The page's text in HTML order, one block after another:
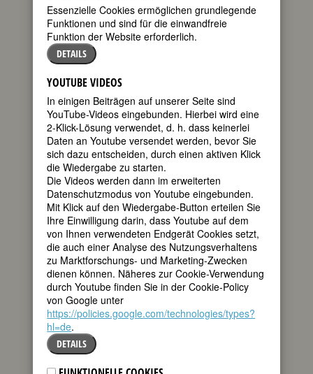
[Geburtsname])
geboren am 23. Januar 1813 in
Kristiansand
gestorben am 6. März 1895 in Kristiania
(Oslo)
norwegische Schriftstellerin
130. Todestag am 6. März 2025
Biografie• Zitate• Weblinks•Literatur &
Quellen•Bildquellen
BIOGRAFIE
teilen
Als der Roman
Amtmandens
Døttre (Die
Amtmannstöchter)
1854 erschien,
Essenzielle Cookies ermöglichen grundlegende
Funktionen und sind für die einwandfreie
Funktion der Website erforderlich.
DETAILS
YOUTUBE VIDEOS
In einigen Beiträgen auf unserer Seite sind
YouTube-Videos eingebunden. Hierbei wird eine
2-Klick-Lösung verwendet, d. h. dass keinerlei
Daten an Youtube versendet werden, bevor Sie
sich dazu entscheiden, durch einen aktiven Klick
die Wiedergabe zu starten.
Die Videos werden dann im erweiterten
Datenschutzmodus von Youtube eingebunden.
Mit Klick auf den Wiedergabe-Button erteilen Sie
Ihre Einwilligung darin, dass Youtube auf dem
von Ihnen verwendeten Endgerät Cookies setzt,
die auch einer Analyse des Nutzungsverhaltens
zu Marktforschungs- und Marketing-Zwecken
dienen können. Näheres zur Cookie-Verwendung
durch Youtube finden Sie in der Cookie-Policy
von Google unter
https://policies.google.com/technologies/types?
hl=de.
DETAILS